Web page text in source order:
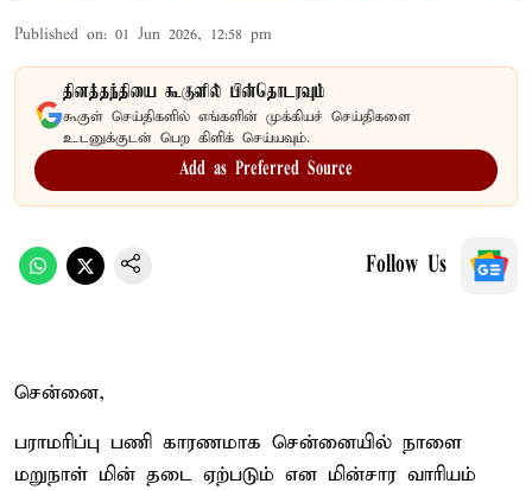
Published on: 01 Jun 2026, 12:58 pm
தினத்தந்தியை கூகுளில் பின்தொடரவும்
கூகுள் செய்திகளில் எங்களின் முக்கியச் செய்திகளை
உடனுக்குடன் பெற கிளிக் செய்யவும்.
Add as Preferred Source
Follow Us
சென்னை,
பராமரிப்பு பணி காரணமாக சென்னையில் நாளை
மறுநாள் மின் தடை ஏற்படும் என மின்சார வாரியம்